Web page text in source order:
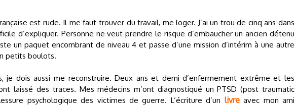
est rude. Il me faut trouver du travail, me loger. J’ai un trou de cinq ans dans
d’expliquer. Personne ne veut prendre le risque d’embaucher un ancien détenu
un paquet encombrant de niveau 4 et passe d’une mission d’intérim à une autre
petits boulots.
je dois aussi me reconstruire. Deux ans et demi d’enfermement extrême et les
laissé des traces. Mes médecins m’ont diagnostiqué un PTSD (post traumatic
psychologique des victimes de guerre. L’écriture d’un livreavec mon ami